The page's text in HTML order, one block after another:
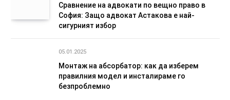
Сравнение на адвокати по вещно право в
София: Защо адвокат Астакова е най-
сигурният избор
05.01.2025
Монтаж на абсорбатор: как да изберем
правилния модел и инсталираме го
безпроблемно